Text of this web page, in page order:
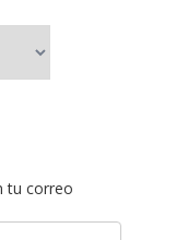
tu correo